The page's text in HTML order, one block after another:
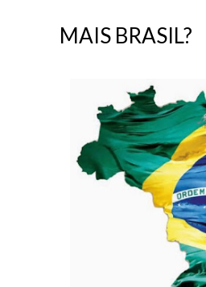
MAIS BRASIL?